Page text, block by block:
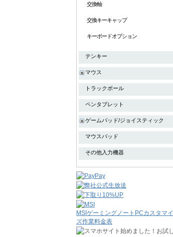
交換軸
交換キーキャップ
キーボードオプション
テンキー
マウス
トラックボール
ペンタブレット
ゲームパッド/ジョイスティック
マウスパッド
その他入力機器
MSIゲーミングノートPCカスタマイ
ズ作業料金表